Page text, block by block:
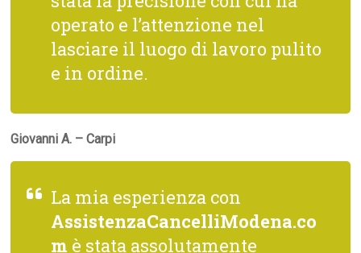
operato e l’attenzione nel
lasciare il luogo di lavoro pulito
e in ordine.
Giovanni A. – Carpi
La mia esperienza con
AssistenzaCancelliModena.co
m è stata assolutamente